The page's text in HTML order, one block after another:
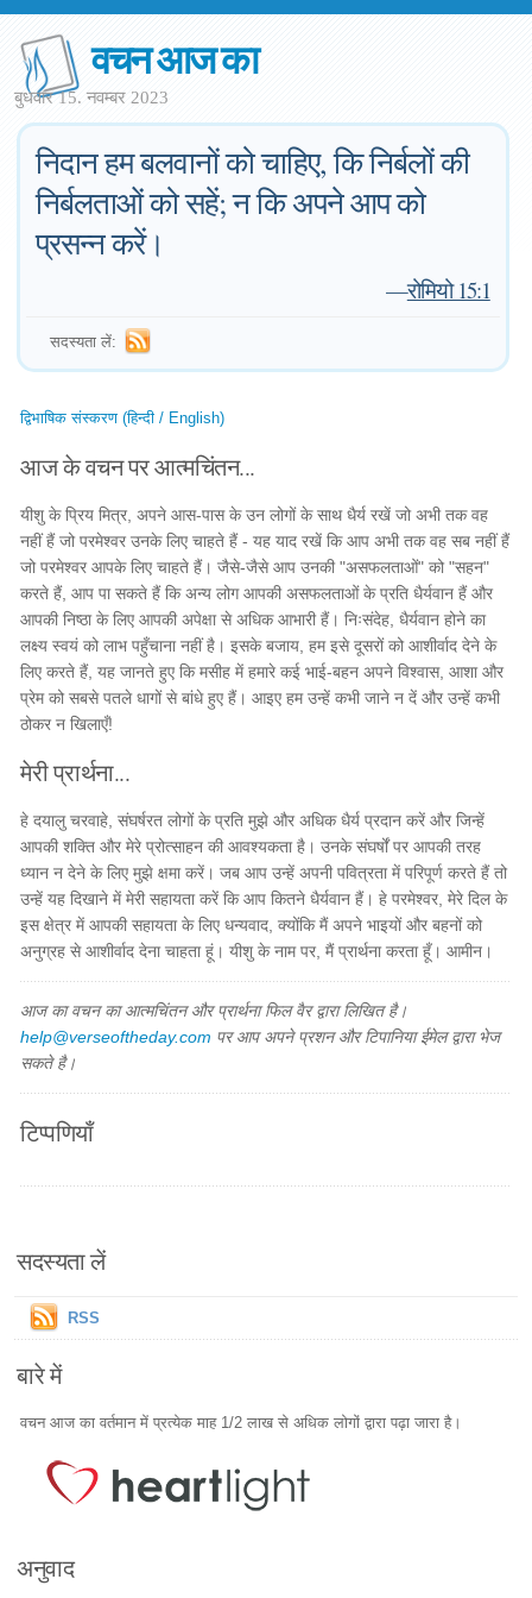
वचन आज का
बुधवार 15. नवम्बर 2023
निदान हम बलवानों को चाहिए, कि निर्बलों की
निर्बलताओं को सहें; न कि अपने आप को
प्रसन्न करें।
—रोमियो 15:1
सदस्यता लें:
द्विभाषिक संस्करण (हिन्दी / English)
आज के वचन पर आत्मचिंतन...
यीशु के प्रिय मित्र, अपने आस-पास के उन लोगों के साथ धैर्य रखें जो अभी तक वह
नहीं हैं जो परमेश्वर उनके लिए चाहते हैं - यह याद रखें कि आप अभी तक वह सब नहीं हैं
जो परमेश्वर आपके लिए चाहते हैं। जैसे-जैसे आप उनकी "असफलताओं" को "सहन"
करते हैं, आप पा सकते हैं कि अन्य लोग आपकी असफलताओं के प्रति धैर्यवान हैं और
आपकी निष्ठा के लिए आपकी अपेक्षा से अधिक आभारी हैं। निःसंदेह, धैर्यवान होने का
लक्ष्य स्वयं को लाभ पहुँचाना नहीं है। इसके बजाय, हम इसे दूसरों को आशीर्वाद देने के
लिए करते हैं, यह जानते हुए कि मसीह में हमारे कई भाई-बहन अपने विश्वास, आशा और
प्रेम को सबसे पतले धागों से बांधे हुए हैं। आइए हम उन्हें कभी जाने न दें और उन्हें कभी
ठोकर न खिलाएँ!
मेरी प्रार्थना...
हे दयालु चरवाहे, संघर्षरत लोगों के प्रति मुझे और अधिक धैर्य प्रदान करें और जिन्हें
आपकी शक्ति और मेरे प्रोत्साहन की आवश्यकता है। उनके संघर्षों पर आपकी तरह
ध्यान न देने के लिए मुझे क्षमा करें। जब आप उन्हें अपनी पवित्रता में परिपूर्ण करते हैं तो
उन्हें यह दिखाने में मेरी सहायता करें कि आप कितने धैर्यवान हैं। हे परमेश्वर, मेरे दिल के
इस क्षेत्र में आपकी सहायता के लिए धन्यवाद, क्योंकि मैं अपने भाइयों और बहनों को
अनुग्रह से आशीर्वाद देना चाहता हूं। यीशु के नाम पर, मैं प्रार्थना करता हूँ। आमीन।
आज का वचन का आत्मचिंतन और प्रार्थना फिल वैर द्वारा लिखित है।
help@verseoftheday.com पर आप अपने प्रशन और टिपानिया ईमेल द्वारा भेज
सकते है।
टिप्पणियाँ
सदस्यता लें
RSS
बारे में
वचन आज का वर्तमान में प्रत्येक माह 1/2 लाख से अधिक लोगों द्वारा पढ़ा जारा है।
अनुवाद